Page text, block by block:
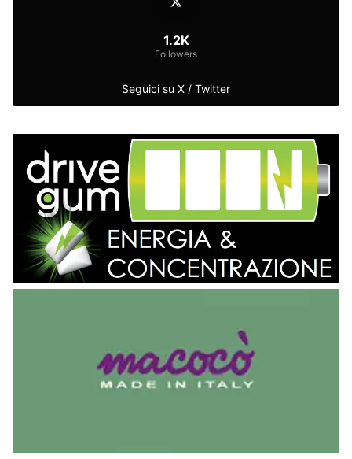
Seguici su X / Twitter
1.2K
Followers